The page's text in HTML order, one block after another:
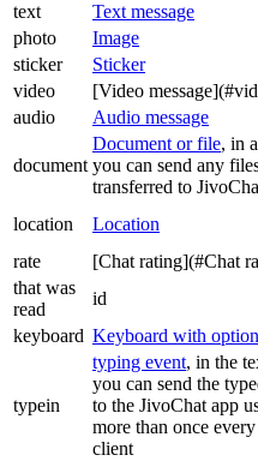
text
Text message
photo
Image
sticker
Sticker
video
[Video
audio
Audio message
document
Document or file, in
you can send any
transferred to
location Location
rate
[Chat rating](#Chat
that was
read
id
keyboard Keyboard with
typein
typing event, in the
you can send the
to the JivoChat app
more than once
client